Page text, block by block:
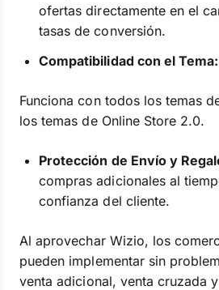
ofertas directamente en el
tasas de conversión.
Compatibilidad con el Tema:
Funciona con todos los temas
los temas de Online Store 2.0.
Protección de Envío y
compras adicionales al
confianza del cliente.
Al aprovechar Wizio, los
pueden implementar sin
venta adicional, venta cruzada